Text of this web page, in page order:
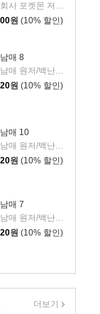
주식회사 포켓몬 저/기노시타 치히로 그림/이선희 역
원 (10% 할인)
매 8
흔한남매 원저/백난도 글/유난희 그림/흔한컴퍼니 감수
원 (10% 할인)
매 10
원 (10% 할인)
매 7
흔한남매 원저/백난도 글/유난희 그림/흔한컴퍼니 감수
원 (10% 할인)
더보기